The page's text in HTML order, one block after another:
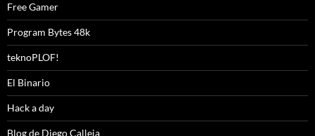
Free Gamer
Program Bytes 48k
teknoPLOF!
El Binario
Hack a day
Blog de Diego Calleja